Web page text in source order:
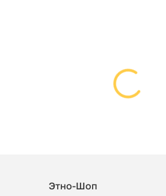
Этно-Шоп